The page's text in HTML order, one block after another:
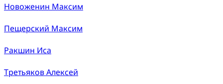
Новоженин Максим
Пещерский Максим
Ракшин Иса
Третьяков Алексей